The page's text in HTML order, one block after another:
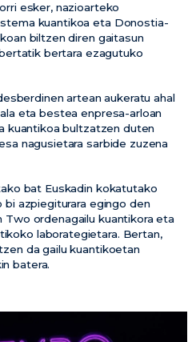
esker, nazioarteko
kuantikoa eta Donostia-
biltzen diren gaitasun
bertara ezagutuko
artean aukeratu ahal
eta bestea enpresa-arloan
kuantikoa bultzatzen duten
nagusietara sarbide zuzena
bat Euskadin kokatutako
azpiegiturara egingo den
ordenagailu kuantikora eta
laborategietara. Bertan,
da gailu kuantikoetan
batera.